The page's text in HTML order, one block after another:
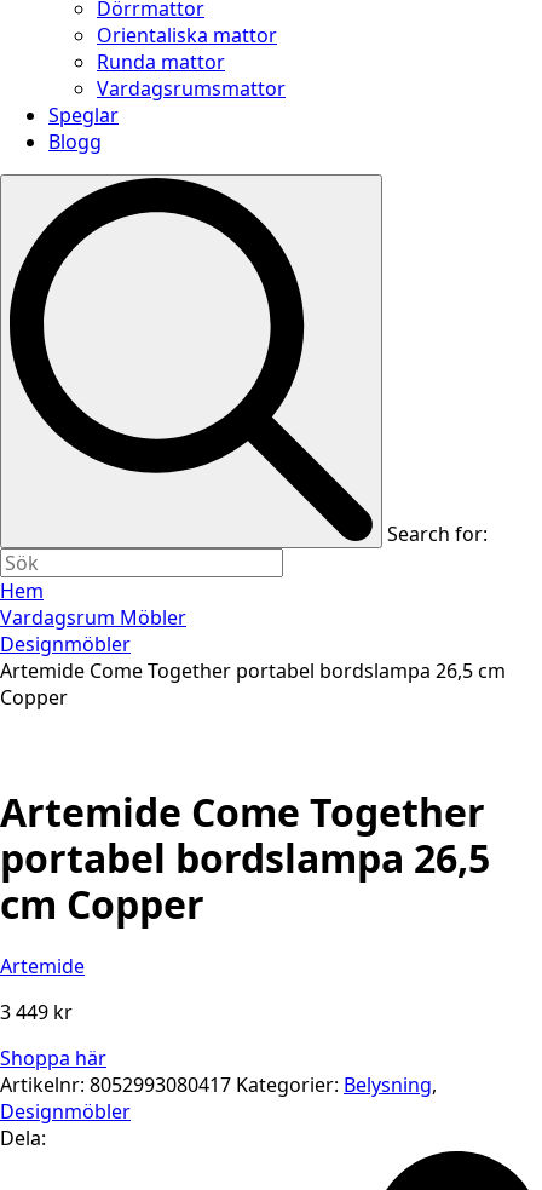
Dörrmattor
Orientaliska mattor
Runda mattor
Vardagsrumsmattor
Speglar
Blogg
Search for:
Hem
Vardagsrum Möbler
Designmöbler
Artemide Come Together portabel bordslampa 26,5 cm
Copper
Artemide Come Together
portabel bordslampa 26,5
cm Copper
Artemide
3 449 kr
Shoppa här
Artikelnr: 8052993080417 Kategorier: Belysning,
Designmöbler
Dela: